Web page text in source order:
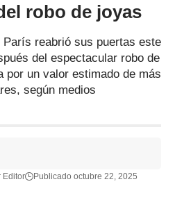
robo de joyas
París reabrió sus puertas este
del espectacular robo de
por un valor estimado de más
según medios
Editor
Publicado octubre 22, 2025